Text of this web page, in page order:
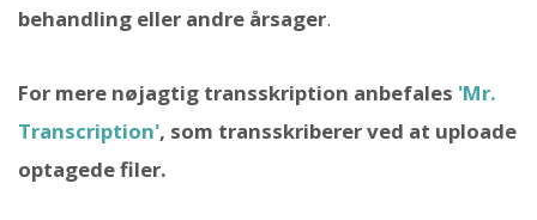
behandling eller andre årsager.
For mere nøjagtig transskription anbefales 'Mr.
Transcription', som transskriberer ved at uploade
optagede filer.